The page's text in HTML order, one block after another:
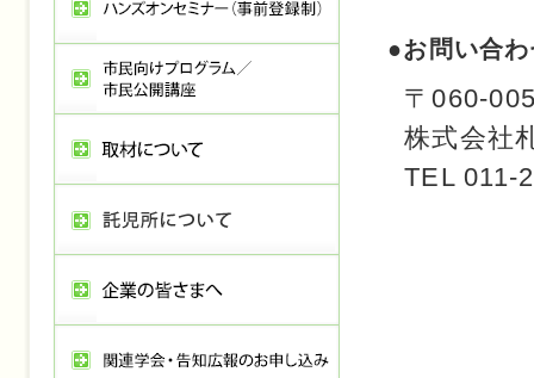
●お問い合
〒060-
株式会社
TEL 011-